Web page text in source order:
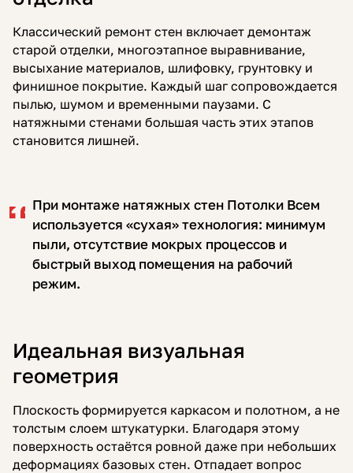
Классический ремонт стен включает демонтаж
старой отделки, многоэтапное выравнивание,
высыхание материалов, шлифовку, грунтовку и
финишное покрытие. Каждый шаг сопровождается
пылью, шумом и временными паузами. С
натяжными стенами большая часть этих этапов
становится лишней.
При монтаже натяжных стен Потолки Всем
используется «сухая» технология: минимум
пыли, отсутствие мокрых процессов и
быстрый выход помещения на рабочий
режим.
Идеальная визуальная
геометрия
Плоскость формируется каркасом и полотном, а не
толстым слоем штукатурки. Благодаря этому
поверхность остаётся ровной даже при небольших
деформациях базовых стен. Отпадает вопрос